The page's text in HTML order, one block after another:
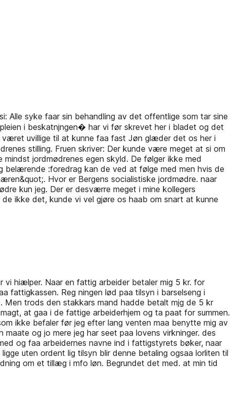
Alle syke faar sin behandling av det offentlige som tar sine
i beskatnjngen� har vi før skrevet her i bladet og det
uvillige til at kunne faa fast Jøn glæder det os her i
stilling. Fruen skriver: Der kunde være meget at si om
jordmødrenes egen skyld. De følger ikke med
belærende :foredrag kan de ved at følge med men hvis de
Hvor er Bergens socialistiske jordmødre. naar
kun jeg. Der er desværre meget i mine kollegers
ikke det, kunde vi vel gjøre os haab om snart at kunne
hiælper. Naar en fattig arbeider betaler mig 5 kr. for
fattigkassen. Reg­ ningen lød paa tilsyn i barselseng i
Men trods den stakkars mand hadde betalt mjg de 5 kr
at gaa i de fattige arbeiderhjem og ta paat for summen.
ikke befaler før jeg efter lang venten maa benytte mig av
og jo mere jeg har seet paa lovens virkninger. des
og faa arbeidernes navne ind i fattigstyrets bøker, naar
uten ordent­ lig tilsyn blir denne betaling ogsaa lorliten til
om et tillæg i mfo løn. Begrundet det med. at min tid